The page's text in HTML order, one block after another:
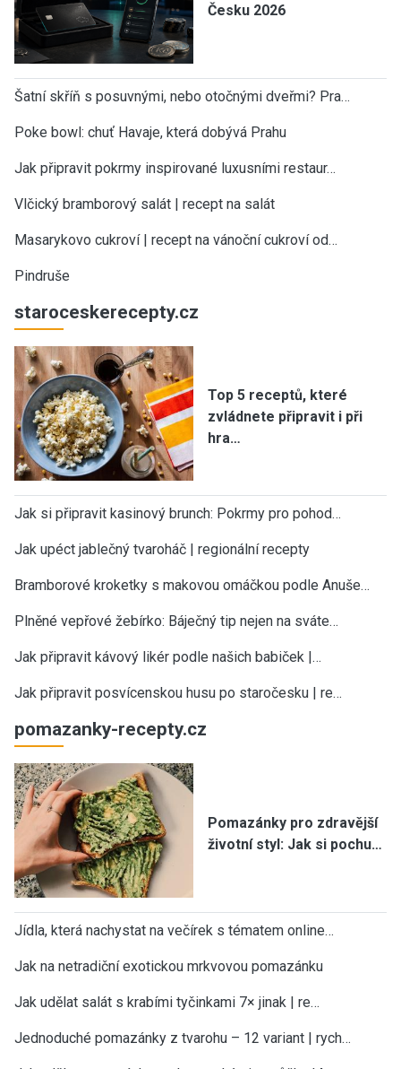
Česku 2026
Šatní skříň s posuvnými, nebo otočnými dveřmi? Pra…
Poke bowl: chuť Havaje, která dobývá Prahu
Jak připravit pokrmy inspirované luxusními restaur…
Vlčický bramborový salát | recept na salát
Masarykovo cukroví | recept na vánoční cukroví od…
Pindruše
staroceskerecepty.cz
Top 5 receptů, které
zvládnete připravit i při
hra…
Jak si připravit kasinový brunch: Pokrmy pro pohod…
Jak upéct jablečný tvaroháč | regionální recepty
Bramborové kroketky s makovou omáčkou podle Anuše…
Plněné vepřové žebírko: Báječný tip nejen na sváte…
Jak připravit kávový likér podle našich babiček |…
Jak připravit posvícenskou husu po staročesku | re…
pomazanky-recepty.cz
Pomazánky pro zdravější
životní styl: Jak si pochu…
Jídla, která nachystat na večírek s tématem online…
Jak na netradiční exotickou mrkvovou pomazánku
Jak udělat salát s krabími tyčinkami 7× jinak | re…
Jednoduché pomazánky z tvarohu – 12 variant | rych…